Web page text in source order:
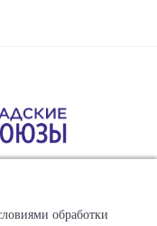
обработки